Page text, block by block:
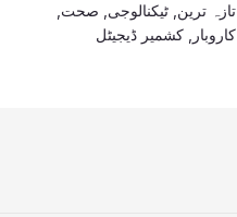
تازہ ترین ,ٹیکنالوجی صحت
کاروبار
,کشمیر ڈیجیٹل